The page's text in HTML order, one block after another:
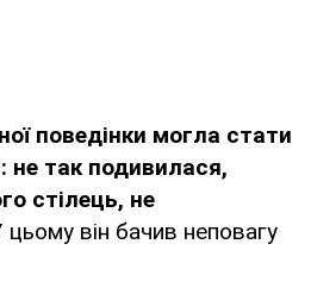
поведінки могла стати
не так подивилася,
стілець, не
цьому він бачив неповагу